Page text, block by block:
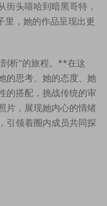
街头嘻哈到暗黑哥特，
里，她的作品呈现出更
析”的旅程。**在这
的思考、她的态度、她
的搭配，挑战传统的审
片，展现她内心的情绪
引领着圈内成员共同探